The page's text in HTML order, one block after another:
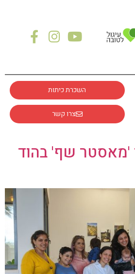
השכרת כיתות
צרו קשר
'מאסטר שף' בהוד